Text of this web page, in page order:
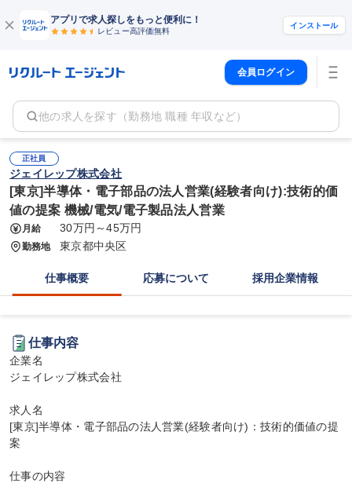
アプリで求人探しをもっと便利に！
レビュー高評価無料
インストール
会員ログイン
他の求人を探す（勤務地 職種 年収など）
正社員
ジェイレップ株式会社
[東京]半導体・電子部品の法人営業(経験者向け):技術的価
値の提案 機械/電気/電子製品法人営業
月給 30万円～45万円
勤務地 東京都中央区
仕事概要 応募について 採用企業情報
仕事内容
企業名
ジェイレップ株式会社
求人名
[東京]半導体・電子部品の法人営業(経験者向け)：技術的価値の提
案
仕事の内容